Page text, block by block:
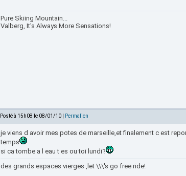
Pure Skiing Mountain...
Valberg, It's Always More Sensations!
Posté à 15h08 le 08/01/10 | Permalien
je viens d avoir mes potes de marseille,et finalement c est
temps
si ca tombe a l eau t es ou toi lundi?
des grands espaces vierges ,let \\\'s go free ride!